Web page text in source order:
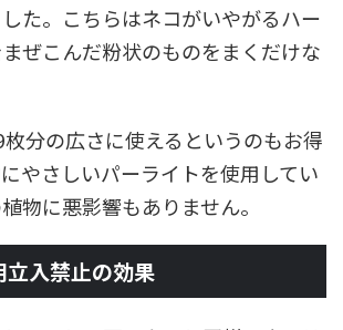
た。こちらはネコがいやがるハー
ぜこんだ粉状のものをまくだけな
分の広さに使えるというのもお得
やさしいパーライトを使用してい
物に悪影響もありません。
立入禁止の効果